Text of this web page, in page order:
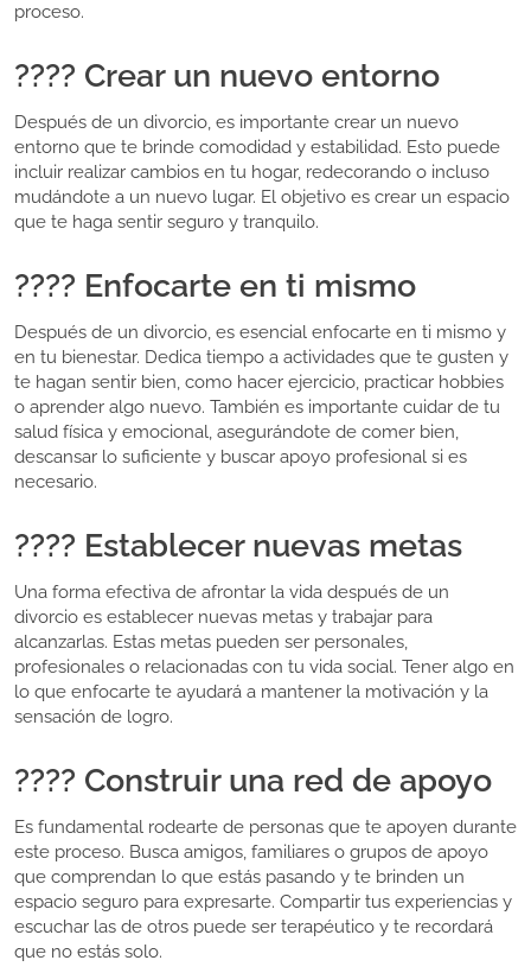
proceso.
???? Crear un nuevo entorno
Después de un divorcio, es importante crear un nuevo
entorno que te brinde comodidad y estabilidad. Esto puede
incluir realizar cambios en tu hogar, redecorando o incluso
mudándote a un nuevo lugar. El objetivo es crear un espacio
que te haga sentir seguro y tranquilo.
???? Enfocarte en ti mismo
Después de un divorcio, es esencial enfocarte en ti mismo y
en tu bienestar. Dedica tiempo a actividades que te gusten y
te hagan sentir bien, como hacer ejercicio, practicar hobbies
o aprender algo nuevo. También es importante cuidar de tu
salud física y emocional, asegurándote de comer bien,
descansar lo suficiente y buscar apoyo profesional si es
necesario.
???? Establecer nuevas metas
Una forma efectiva de afrontar la vida después de un
divorcio es establecer nuevas metas y trabajar para
alcanzarlas. Estas metas pueden ser personales,
profesionales o relacionadas con tu vida social. Tener algo en
lo que enfocarte te ayudará a mantener la motivación y la
sensación de logro.
???? Construir una red de apoyo
Es fundamental rodearte de personas que te apoyen durante
este proceso. Busca amigos, familiares o grupos de apoyo
que comprendan lo que estás pasando y te brinden un
espacio seguro para expresarte. Compartir tus experiencias y
escuchar las de otros puede ser terapéutico y te recordará
que no estás solo.